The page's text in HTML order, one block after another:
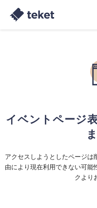
イベントページ
アクセスしようとしたページは
由により現在利用できない可能
クより